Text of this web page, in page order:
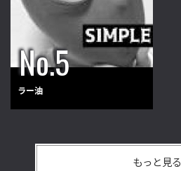
ラー油
もっと見る